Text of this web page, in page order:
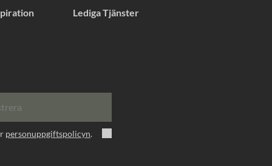
Lediga Tjänster
personuppgiftspolicyn.